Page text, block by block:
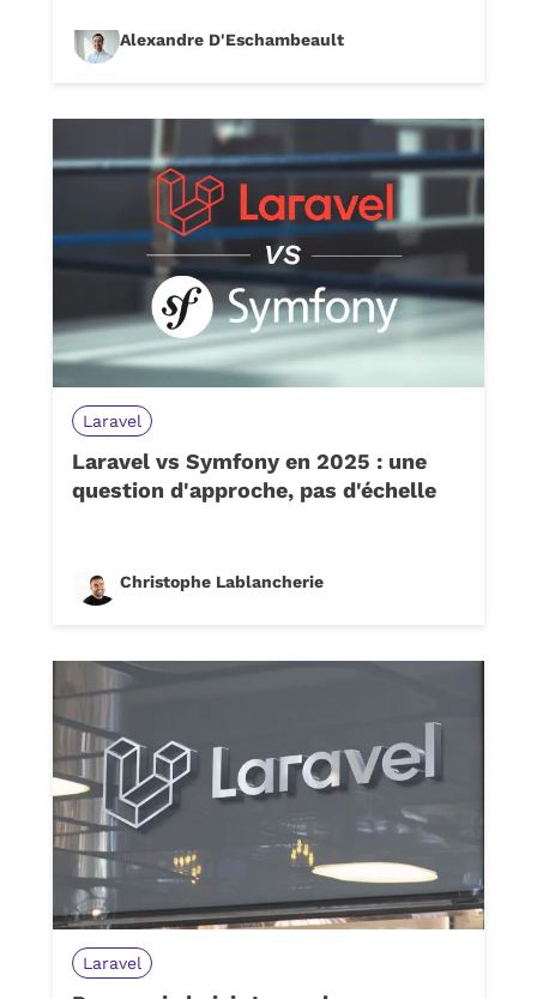
Alexandre D'Eschambeault
Laravel
Laravel vs Symfony en 2025 : une
question d'approche, pas d'échelle
Christophe Lablancherie
Laravel